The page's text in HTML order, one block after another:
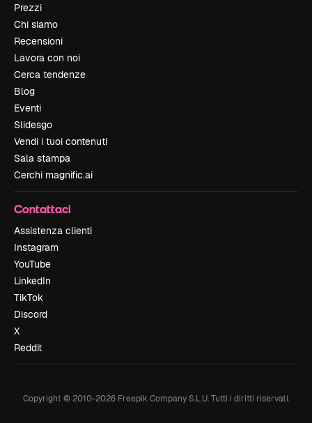
Prezzi
Chi siamo
Recensioni
Lavora con noi
Cerca tendenze
Blog
Eventi
Slidesgo
Vendi i tuoi contenuti
Sala stampa
Cerchi magnific.ai
Contattaci
Assistenza clienti
Instagram
YouTube
LinkedIn
TikTok
Discord
X
Reddit
Copyright © 2010-2026Freepik Company S.L.U. Tutti i diritti riservati.